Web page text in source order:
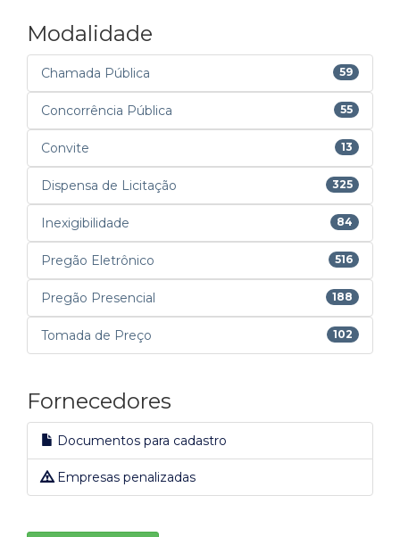
Modalidade
Chamada Pública 59
Concorrência Pública 55
Convite 13
Dispensa de Licitação 325
Inexigibilidade 84
Pregão Eletrônico 516
Pregão Presencial 188
Tomada de Preço 102
Fornecedores
Documentos para cadastro
Empresas penalizadas